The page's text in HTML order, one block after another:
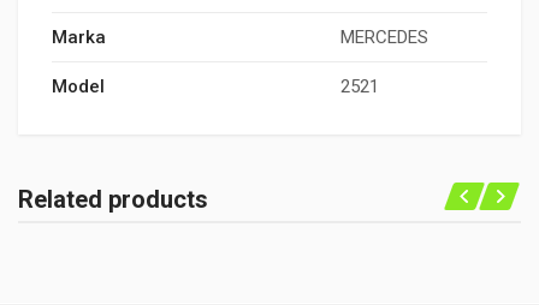
Marka MERCEDES
Model 2521
Related products